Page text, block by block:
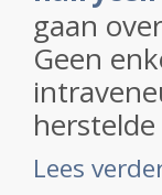
gaan
Geen
Lees